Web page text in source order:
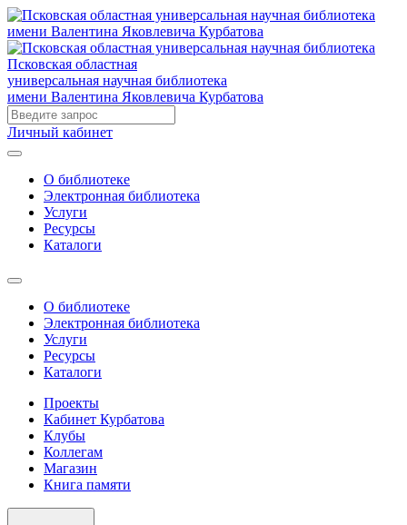
Псковская областная
универсальная научная библиотека
имени Валентина Яковлевича Курбатова
Личный кабинет
О библиотеке
Электронная библиотека
Услуги
Ресурсы
Каталоги
О библиотеке
Электронная библиотека
Услуги
Ресурсы
Каталоги
Проекты
Кабинет Курбатова
Клубы
Коллегам
Магазин
Книга памяти